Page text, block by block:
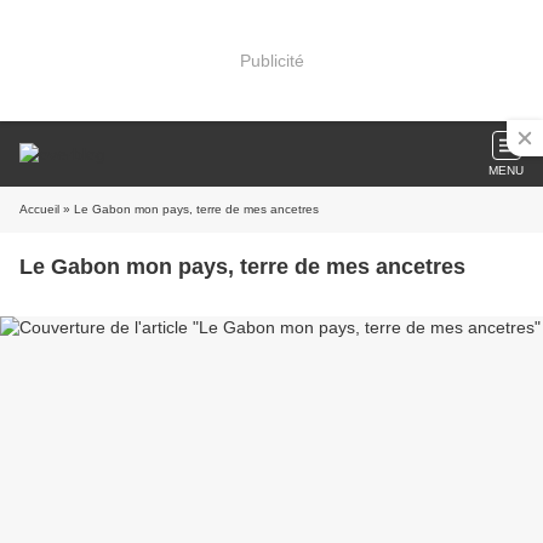
Publicité
MENU
Accueil » Le Gabon mon pays, terre de mes ancetres
Le Gabon mon pays, terre de mes ancetres